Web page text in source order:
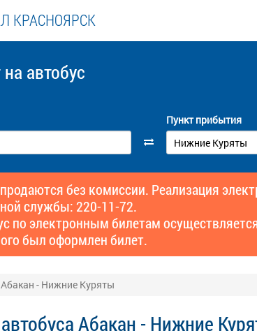
КРАСНОЯРСК
на автобус
Пункт прибытия
без комиссии. Реализация
службы: 220-11-72.
по электронным билетам
был оформлен билет.
- Нижние Куряты
Абакан - Нижние